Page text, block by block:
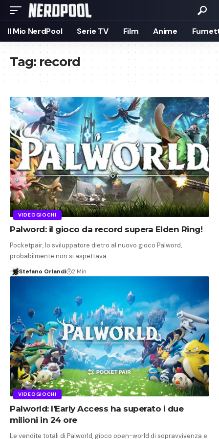
Il Mio NerdPool Serie TV Film Anime
Tag: record
VIDEOGIOCHI
Palword: il gioco da record supera Elden Ring!
Pocketpair, lo sviluppatore dietro al nuovo gioco Palword,
probabilmente non si aspettava…
Stefano Orlandi 2 Min
VIDEOGIOCHI
Palworld: l’Early Access ha superato i due
milioni in 24 ore
Le vendite totali di Palworld, gioco open-world di sopravvivenza e